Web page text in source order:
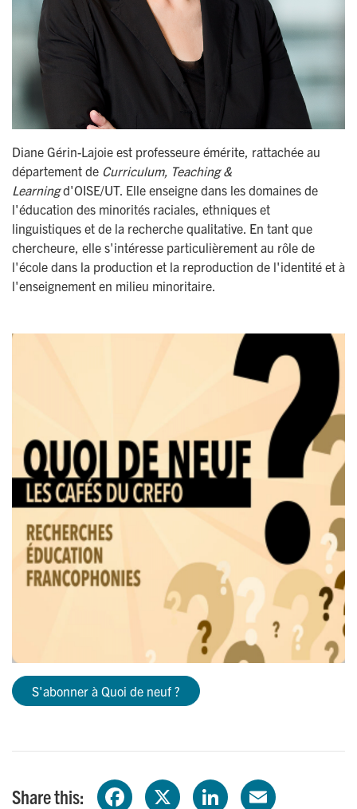
Diane Gérin-Lajoie est professeure émérite, rattachée au
département de Curriculum, Teaching &
Learningd'OISE/UT. Elle enseigne dans les domaines de
l'éducation des minorités raciales, ethniques et
linguistiques et de la recherche qualitative. En tant que
chercheure, elle s'intéresse particulièrement au rôle de
l'école dans la production et la reproduction de l'identité et à
l'enseignement en milieu minoritaire.
S'abonner à Quoi de neuf ?
Share this: